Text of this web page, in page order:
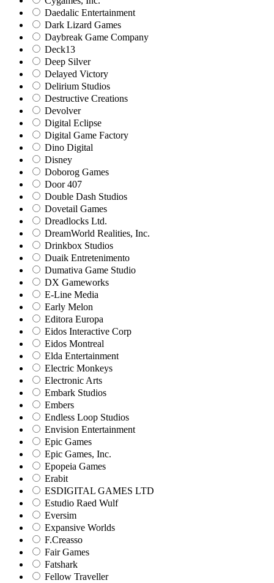
Daedalic Entertainment
Dark Lizard Games
Daybreak Game Company
Deck13
Deep Silver
Delayed Victory
Delirium Studios
Destructive Creations
Devolver
Digital Eclipse
Digital Game Factory
Dino Digital
Disney
Doborog Games
Door 407
Double Dash Studios
Dovetail Games
Dreadlocks Ltd.
DreamWorld Realities, Inc.
Drinkbox Studios
Duaik Entretenimento
Dumativa Game Studio
DX Gameworks
E-Line Media
Early Melon
Editora Europa
Eidos Interactive Corp
Eidos Montreal
Elda Entertainment
Electric Monkeys
Electronic Arts
Embark Studios
Embers
Endless Loop Studios
Envision Entertainment
Epic Games
Epic Games, Inc.
Epopeia Games
Erabit
ESDIGITAL GAMES LTD
Estudio Raed Wulf
Eversim
Expansive Worlds
F.Creasso
Fair Games
Fatshark
Fellow Traveller